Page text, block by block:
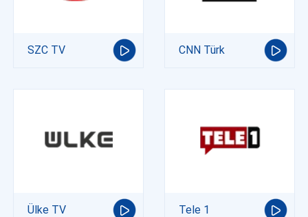
SZC TV CNN Türk
Ülke TV Tele 1